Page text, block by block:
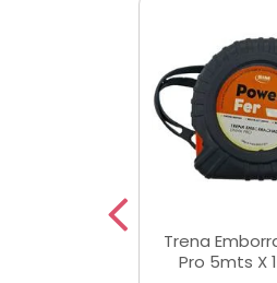
Trena
Pro 5mts X